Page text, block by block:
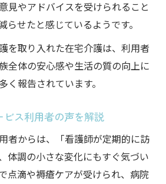
見やアドバイスを受けられること
らせたと感じているようです。
を取り入れた在宅介護は、利用者
全体の安心感や生活の質の向上に
く報告されています。
ス利用者の声を解説
者からは、「看護師が定期的に訪
体調の小さな変化にもすぐ気づい
点滴や褥瘡ケアが受けられ、病院